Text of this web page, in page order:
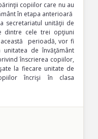
copiilor care nu au
în etapa anterioară
secretariatul unităţii de
dintre cele trei opţiuni
perioadă, vor fi
de învăţământ
înscrierea copiilor,
la fiecare unitate de
încrişi în clasa